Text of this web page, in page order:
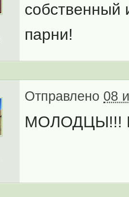
собственный
парни!
Отправлено 08
МОЛОДЦЫ!!!